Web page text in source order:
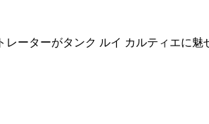
レーターがタンク ルイ カルティエに魅